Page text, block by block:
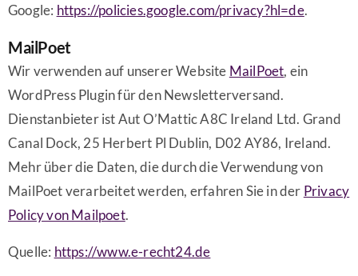
Google: https://policies.google.com/privacy?hl=de.
MailPoet
Wir verwenden auf unserer Website MailPoet, ein
WordPress Plugin für den Newsletterversand.
Dienstanbieter ist Aut O’Mattic A8C Ireland Ltd. Grand
Canal Dock, 25 Herbert Pl Dublin, D02 AY86, Ireland.
Mehr über die Daten, die durch die Verwendung von
MailPoet verarbeitet werden, erfahren Sie in der Privacy
Policy von Mailpoet.
Quelle: https://www.e-recht24.de